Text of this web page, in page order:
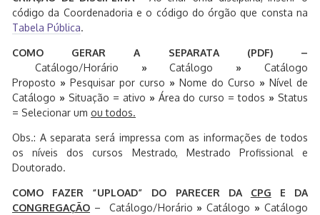
código da Coordenadoria e o código do órgão que consta na
Tabela Pública.
COMO GERAR A SEPARATA (PDF) –
Catálogo/Horário
»Catálogo »Catálogo
Proposto » Pesquisar por curso » Nome do Curso » Nível de
Catálogo » Situação = ativo » Área do curso = todos » Status
= Selecionar um ou todos.
Obs.: A separata será impressa com as informações de todos
os níveis dos cursos Mestrado, Mestrado Profissional e
Doutorado.
COMO FAZER “UPLOAD” DO PARECER DA CPG
E DA
CONGREGAÇÃO – Catálogo/Horário »Catálogo »Catálogo